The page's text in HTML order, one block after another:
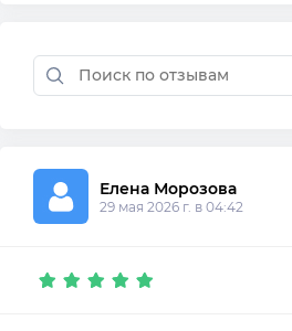
Елена Морозова
29 мая 2026 г. в 04:42